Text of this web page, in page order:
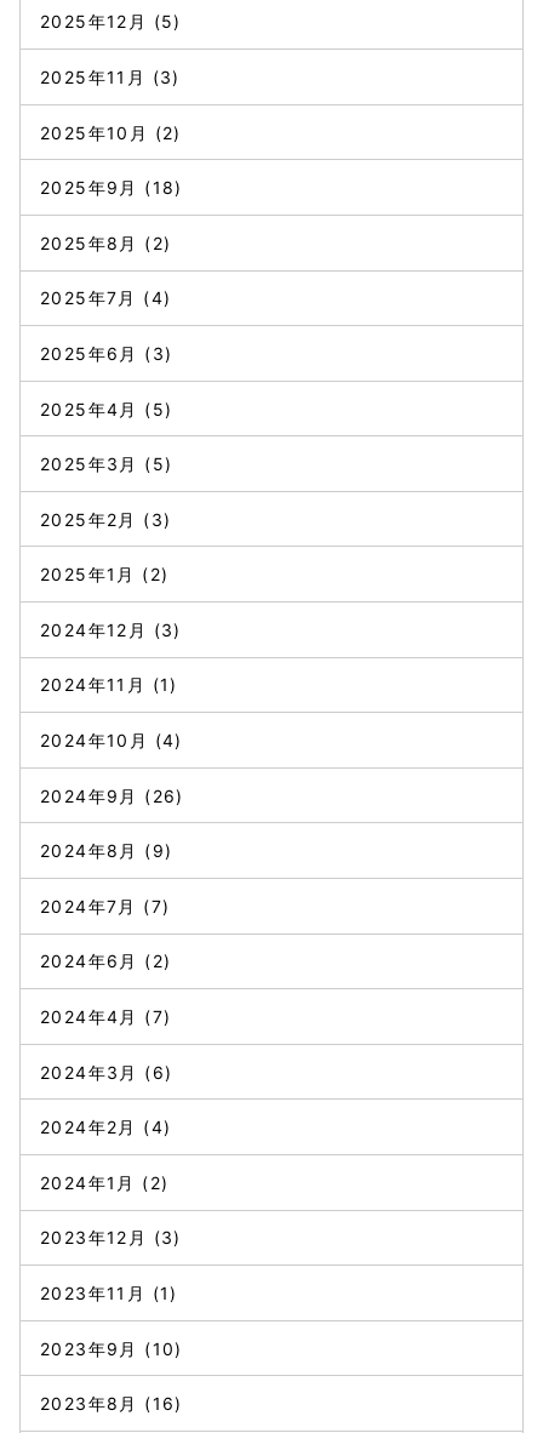
2025年12月 (5)
2025年11月 (3)
2025年10月 (2)
2025年9月 (18)
2025年8月 (2)
2025年7月 (4)
2025年6月 (3)
2025年4月 (5)
2025年3月 (5)
2025年2月 (3)
2025年1月 (2)
2024年12月 (3)
2024年11月 (1)
2024年10月 (4)
2024年9月 (26)
2024年8月 (9)
2024年7月 (7)
2024年6月 (2)
2024年4月 (7)
2024年3月 (6)
2024年2月 (4)
2024年1月 (2)
2023年12月 (3)
2023年11月 (1)
2023年9月 (10)
2023年8月 (16)